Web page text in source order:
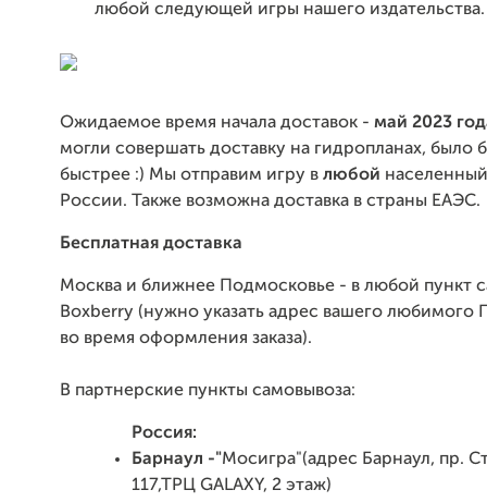
любой следующей игры нашего издательства.
Ожидаемое время начала доставок - май 2023
могли совершать доставку на гидропланах, было
быстрее :) Мы отправим игру в любой
России. Также возможна доставка в страны ЕАЭС.
Бесплатная доставка
Москва и ближнее Подмосковье - в любой пункт
Boxberry (нужно указать адрес вашего любимого
во время оформления заказа).
В партнерские пункты самовывоза:
Россия:
Барнаул -"Мосигра"(адрес Барнаул, пр.
117,ТРЦ GALAXY, 2 этаж)